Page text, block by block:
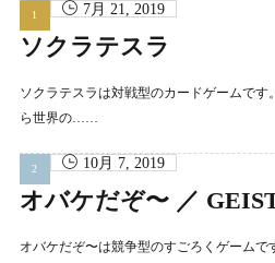
7月 21, 2019
ソクラテスラ
ソクラテスラは対戦型のカードゲームで
ら世界の……
10月 7, 2019
オバケだぞ〜 ／
オバケだぞ〜は競争型のすごろくゲーム